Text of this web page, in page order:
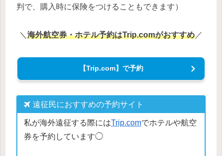
判で、購入時に保険をつけることもできます）
＼ 海外航空券・ホテル予約はTrip.comがおすすめ ／
【Trip.com】で予約
遠征民におすすめの予約サイト
私が海外遠征する際にはTrip.comでホテルや航空
券を予約しています◯